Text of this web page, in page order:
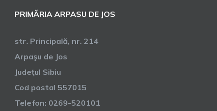
PRIMĂRIA ARPASU DE JOS
str. Principală, nr. 214
Arpaşu de Jos
Judeţul Sibiu
Cod postal 557015
Telefon: 0269-520101